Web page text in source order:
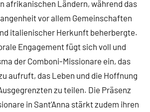
afrikanischen Ländern, während das
vor allem Gemeinschaften
italienischer Herkunft beherbergte.
Engagement fügt sich voll und
der Comboni-Missionare ein, das
aufruft, das Leben und die Hoffnung
zu teilen. Die Präsenz
in Sant’Anna stärkt zudem ihren